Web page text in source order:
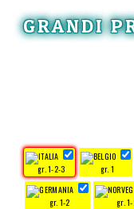
GRANDI
gr. 1-2-3 gr. 1
gr. 1-2 gr.